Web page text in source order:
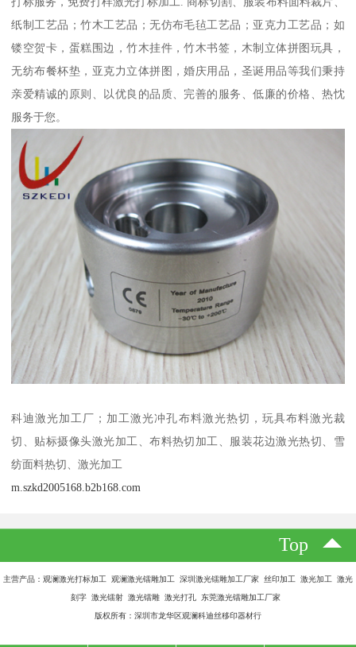
纸制工艺品；竹木工艺品；无仿布毛毡工艺品；亚克力工艺品；如
镂空贺卡，蛋糕围边，竹木挂件，竹木书签，木制立体拼图玩具，
无纺布餐杯垫，亚克力立体拼图，婚庆用品，圣诞用品等我们秉持
亲爱精诚的原则、以优良的品质、完善的服务、低廉的价格、热忱
服务于您。
科迪激光加工厂；加工激光冲孔布料激光热切，玩具布料激光裁
切、贴标摄像头激光加工、布料热切加工、服装花边激光热切、雪
纺面料热切、激光加工
m.szkd2005168.b2b168.com
Top
主营产品：观澜激光打标加工 观澜激光镭雕加工 深圳激光镭雕加工厂家 丝印加工 激光加工 激光
刻字 激光镭射 激光镭雕 激光打孔 东莞激光镭雕加工厂家
版权所有：深圳市龙华区观澜科迪丝移印器材行